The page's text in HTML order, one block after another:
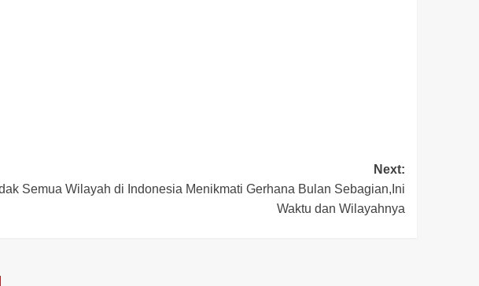
Next:
Semua Wilayah di Indonesia Menikmati Gerhana Bulan Sebagian,Ini
Waktu dan Wilayahnya